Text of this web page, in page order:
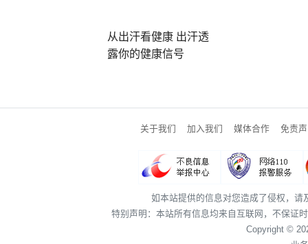
从出汗看健康 出汗透
露你的健康信号
关于我们 加入我们 媒体合作 免责
如本站提供的信息对您造成了侵权，
特别声明：本站所有信息均来自互联网，不保证
Copyright ©